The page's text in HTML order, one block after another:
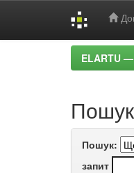
ELARTU —
Пошук
Пошук:
запит